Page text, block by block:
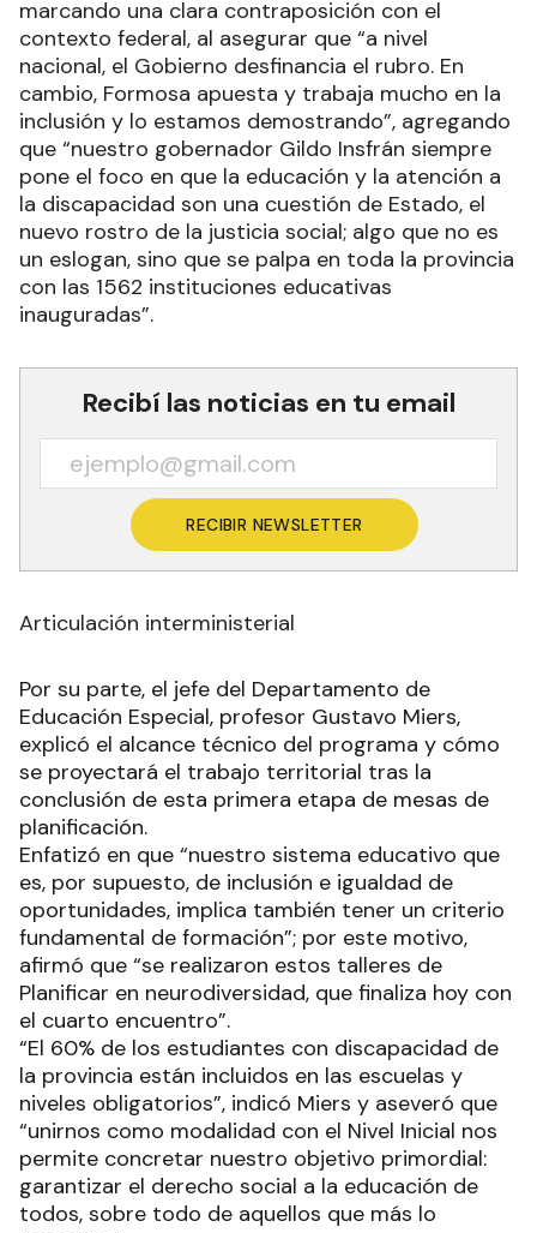
marcando una clara contraposición con el
contexto federal, al asegurar que “a nivel
nacional, el Gobierno desfinancia el rubro. En
cambio, Formosa apuesta y trabaja mucho en la
inclusión y lo estamos demostrando”, agregando
que “nuestro gobernador Gildo Insfrán siempre
pone el foco en que la educación y la atención a
la discapacidad son una cuestión de Estado, el
nuevo rostro de la justicia social; algo que no es
un eslogan, sino que se palpa en toda la provincia
con las 1562 instituciones educativas
inauguradas”.
Recibí las noticias en tu email
RECIBIR NEWSLETTER
Articulación interministerial
Por su parte, el jefe del Departamento de
Educación Especial, profesor Gustavo Miers,
explicó el alcance técnico del programa y cómo
se proyectará el trabajo territorial tras la
conclusión de esta primera etapa de mesas de
planificación.
Enfatizó en que “nuestro sistema educativo que
es, por supuesto, de inclusión e igualdad de
oportunidades, implica también tener un criterio
fundamental de formación”; por este motivo,
afirmó que “se realizaron estos talleres de
Planificar en neurodiversidad, que finaliza hoy con
el cuarto encuentro”.
“El 60% de los estudiantes con discapacidad de
la provincia están incluidos en las escuelas y
niveles obligatorios”, indicó Miers y aseveró que
“unirnos como modalidad con el Nivel Inicial nos
permite concretar nuestro objetivo primordial:
garantizar el derecho social a la educación de
todos, sobre todo de aquellos que más lo